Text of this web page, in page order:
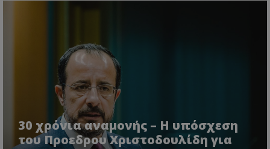
30 χρόνια αναμονής – Η υπόσχεση
του Προεδρου Χριστοδουλίδη για